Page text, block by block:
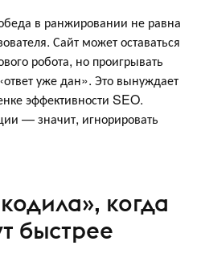
в ранжировании не равна
Сайт может оставаться
робота, но проигрывать
уже дан». Это вынуждает
эффективности SEO.
— значит, игнорировать
когда
быстрее